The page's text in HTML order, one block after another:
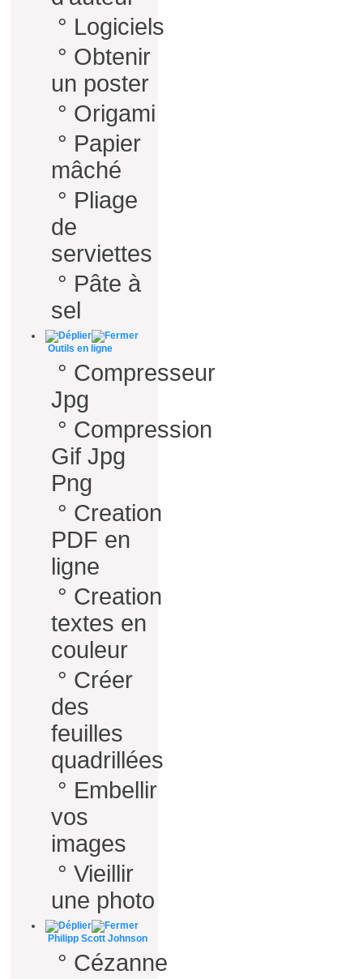
° Logiciels
° Obtenir
un poster
° Origami
° Papier
mâché
° Pliage
de
serviettes
° Pâte à
sel
Outils en ligne
° Compresseur
Jpg
° Compression
Gif Jpg
Png
° Creation
PDF en
ligne
° Creation
textes en
couleur
° Créer
des
feuilles
quadrillées
° Embellir
vos
images
° Vieillir
une photo
Philipp Scott Johnson
° Cézanne